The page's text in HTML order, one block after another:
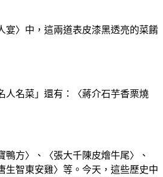
宴〉中，這兩道表皮漆黑透亮的菜餚
人名菜」還有：〈蔣介石芋香栗燒
鴨方〉、〈張大千陳皮燴牛尾〉、
生智東安雞〉等。今天，這些歷史中